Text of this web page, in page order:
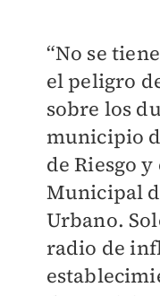
“No se
el peligro
sobre los
municipio
de Riesgo
Municipal
Urbano.
radio de